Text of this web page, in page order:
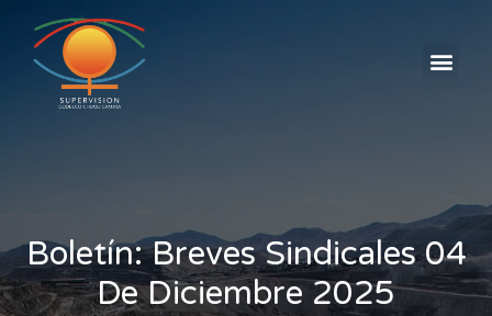
Boletín: Breves Sindicales 04
De Diciembre 2025